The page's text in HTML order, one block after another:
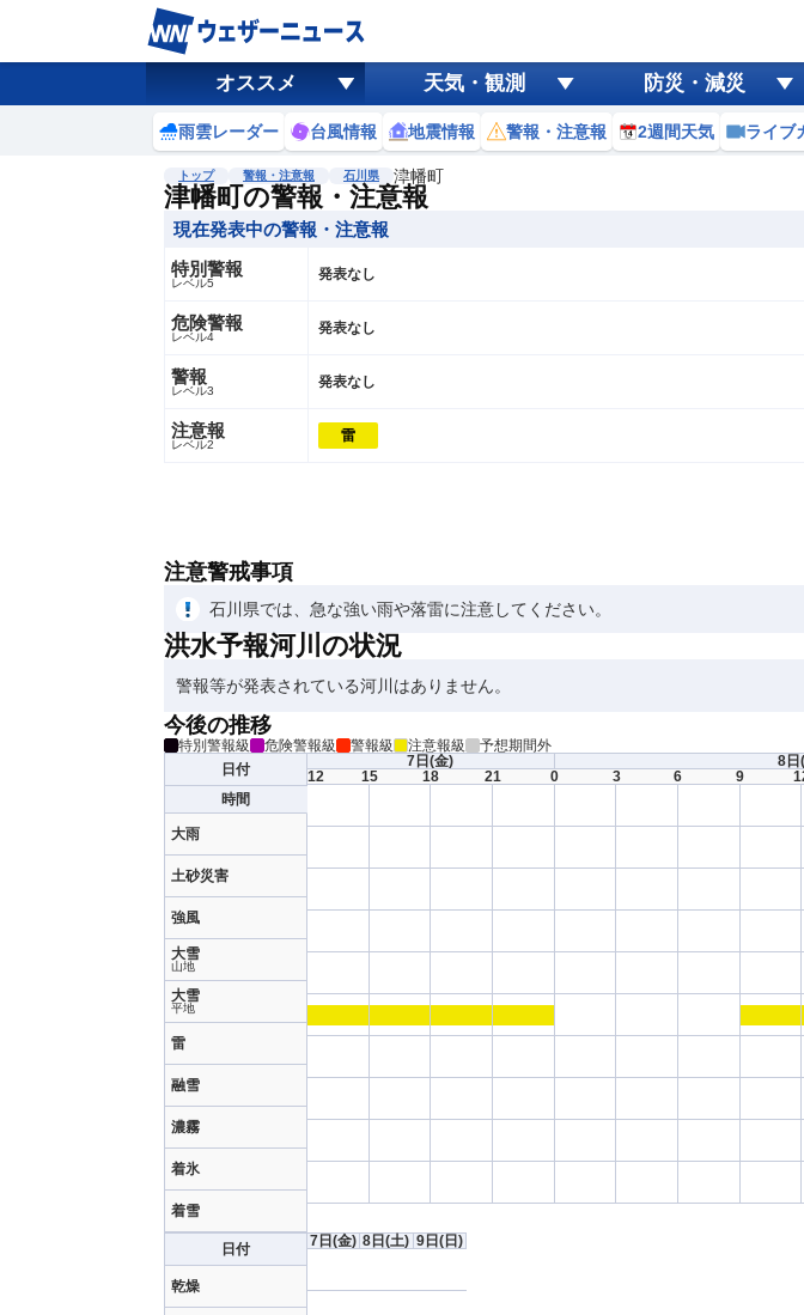
オススメ 天気・観測 防災・減災
雨雲レーダー 台風情報 地震情報 警報・注意報 2週間天気 ライブ
トップ 警報・注意報 石川県 津幡町
津幡町の警報・注意報
現在発表中の警報・注意報
特別警報
レベル5 発表なし
危険警報
レベル4 発表なし
警報
レベル3 発表なし
注意報
レベル2 雷
注意警戒事項
石川県では、急な強い雨や落雷に注意してください。
洪水予報河川の状況
警報等が発表されている河川はありません。
今後の推移
特別警報級 危険警報級 警報級 注意報級
予想期間外
日付
時間
大雨
土砂災害
強風
大雪
山地
大雪
平地
雷
融雪
濃霧
着氷
着雪
7日(金)
12
15 18 21
8日
0
3 6 9
日付
乾燥
7日(金) 8日(土) 9日 (日)